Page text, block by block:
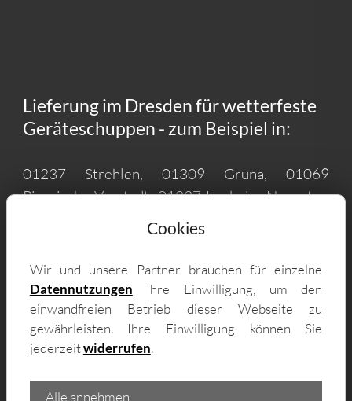
Lieferung im Dresden für wetterfeste
Geräteschuppen - zum Beispiel in:
01237 Strehlen, 01309 Gruna, 01069
Pirnaische Vorstadt, 01237 Leubnitz-Neuostra,
01157 Löbtau-Nord, 01169 Gorbitz-Süd,
01109 Industriegebiet Klotzsche, 01237
Prohlis-Nord, 01309 Striesen-Süd, 01324
Loschwitz/Wachwitz, 01279
Tolkewitz/Seidnitz-Nord, 01189
Coschütz/Gittersee, 01156 Alt-Leuteritz,
01219 Seevorstadt-Ost/Großer Garten, 01326
Nord/Neu-Omsewitz, 01169 Gorbitz-Ost,
Cookies
Wir und unsere Partner brauchen für einzelne
Datennutzungen Ihre Einwilligung, um den
einwandfreien Betrieb dieser Webseite zu
gewährleisten. Ihre Einwilligung können Sie
jederzeitwiderrufen.
Alle annehmen